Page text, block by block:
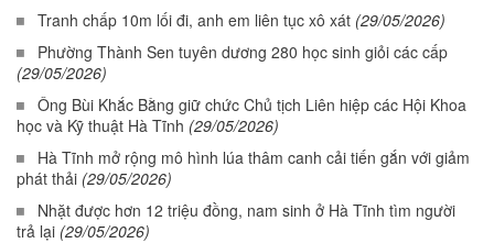
Tranh chấp 10m lối đi, anh em liên tục xô xát (29/05/2026)
Phường Thành Sen tuyên dương 280 học sinh giỏi các cấp
(29/05/2026)
Ông Bùi Khắc Bằng giữ chức Chủ tịch Liên hiệp các Hội Khoa
học và Kỹ thuật Hà Tĩnh (29/05/2026)
Hà Tĩnh mở rộng mô hình lúa thâm canh cải tiến gắn với giảm
phát thải (29/05/2026)
Nhặt được hơn 12 triệu đồng, nam sinh ở Hà Tĩnh tìm người
trả lại (29/05/2026)